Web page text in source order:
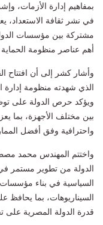
بمفاهيم إدارة الأزمات،
في نشر ثقافة الاستعداد،
مشتركة بين مؤسسات
أهم عناصر منظومة الحماية
وأشار كشر إلى أن افتتاح
الذي شهدته منظومة إدارة
ويؤكد حرص الدولة على
بين مختلف الأجهزة، بما
واحترافية وفق أفضل
واختتم المهندس محمد
الدولة من تطوير مستمر
السياسية في بناء
السيناريوهات، بما
قدرة الدولة المصرية على